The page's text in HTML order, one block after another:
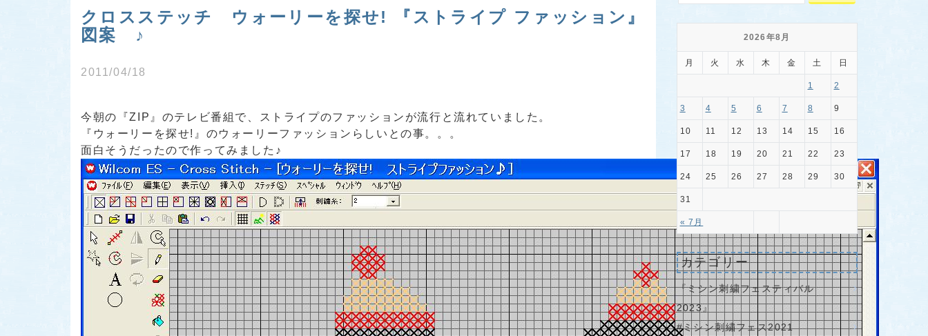
クロスステッチ ウォーリーを探せ! 『ストライプ ファッション』
図案 ♪
2011/04/18
今朝の『ZIP』のテレビ番組で、ストライプのファッションが流行と流れていました。
『ウォーリーを探せ!』のウォーリーファッションらしいとの事。。。
面白そうだったので作ってみました♪
2026年8月
月 火 水 木 金 土 日
« 7月
1 2
3 4 5 6 7 8 9
10 11 12 13 14 15 16
17 18 19 20 21 22 23
24 25 26 27 28 29 30
31
カテゴリー
『ミシン刺繍フェスティバル
2023』
#ミシン刺繍フェス2021